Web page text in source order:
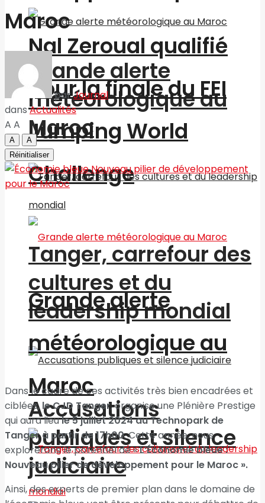
Grande alerte
météorologique au
Maroc
Tanger, carrefour des
cultures et du
leadership mondial
Accusations
publiques et silence
judiciaire
Nal Zeroual qualifié
pour la finale du FEI
Jumping World
Challenge
Grande alerte
météorologique au
Maroc
Maroc
parJournal
dans Actualités
A A
A
A
Réinitialiser
Dans le cadre de ces activités très bien encadrées et
ciblées,le CJD Tanger, organise une Plénière Prestige
qui aura lieule 5 juillet 2024 au Technopark de
Tanger à partir de 17h00. Cette année, nous
explorerons le potentiel de «L’Économie bleue :
Nouveau pilier de développement pour le Maroc ».
Ainsi, des experts de premier plan dans le domaine de